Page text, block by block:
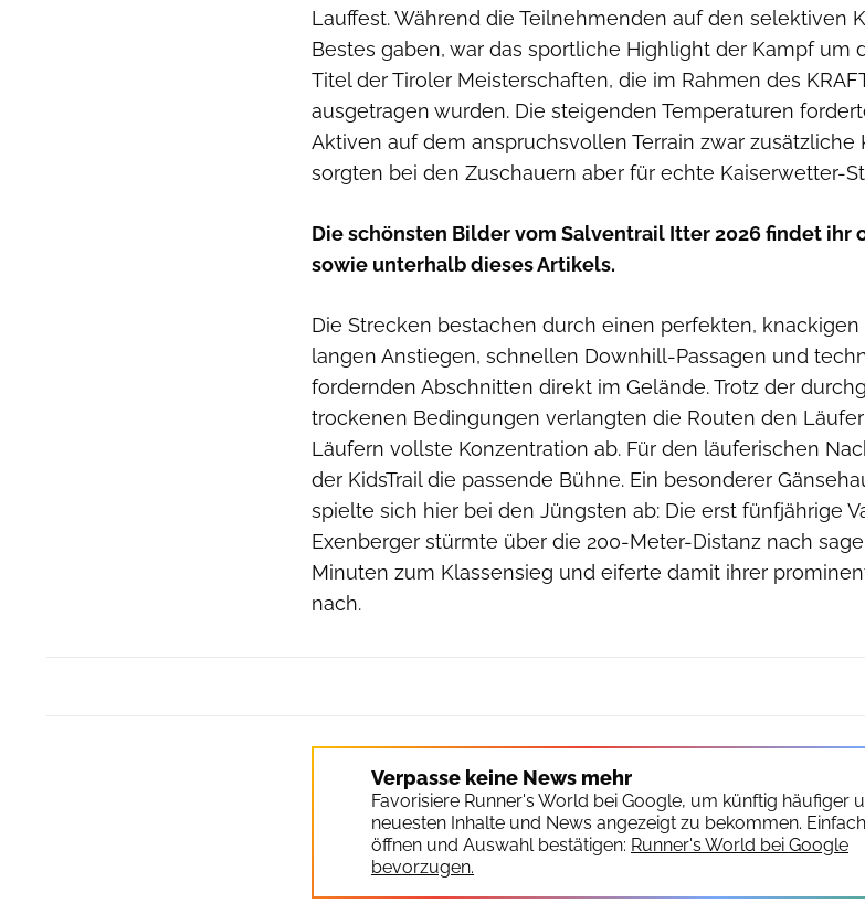
Lauffest. Während die Teilnehmenden auf den selektiven
Bestes gaben, war das sportliche Highlight der Kampf um
Titel der Tiroler Meisterschaften, die im Rahmen des
ausgetragen wurden. Die steigenden Temperaturen
Aktiven auf dem anspruchsvollen Terrain zwar zusätzliche
sorgten bei den Zuschauern aber für echte Kaiserwetter-
Die schönsten Bilder vom Salventrail Itter 2026 findet ihr
sowie unterhalb dieses Artikels.
Die Strecken bestachen durch einen perfekten, knackigen
langen Anstiegen, schnellen Downhill-Passagen und
fordernden Abschnitten direkt im Gelände. Trotz der
trockenen Bedingungen verlangten die Routen den
Läufern vollste Konzentration ab. Für den läuferischen
der KidsTrail die passende Bühne. Ein besonderer
spielte sich hier bei den Jüngsten ab: Die erst fünfjährige
Exenberger stürmte über die 200-Meter-Distanz nach
Minuten zum Klassensieg und eiferte damit ihrer
nach.
Verpasse keine News mehr
Favorisiere Runner's World bei Google, um künftig häufiger
neuesten Inhalte und News angezeigt zu bekommen.
öffnen und Auswahl bestätigen: Runner's World bei Google
bevorzugen.